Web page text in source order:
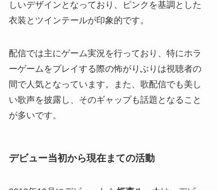
しいデザインとなっており、ピンクを基調とした
衣装とツインテールが印象的です。
配信では主にゲーム実況を行っており、特にホラ
ーゲームをプレイする際の怖がりぶりは視聴者の
間で人気となっています。また、歌配信でも美し
い歌声を披露し、そのギャップも話題となること
が多いです。
デビュー当初から現在まての活動